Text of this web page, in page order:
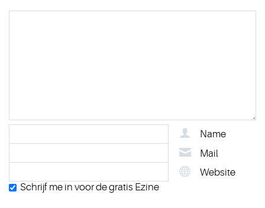
Name
Mail
Website
Schrijf me in voor de gratis Ezine